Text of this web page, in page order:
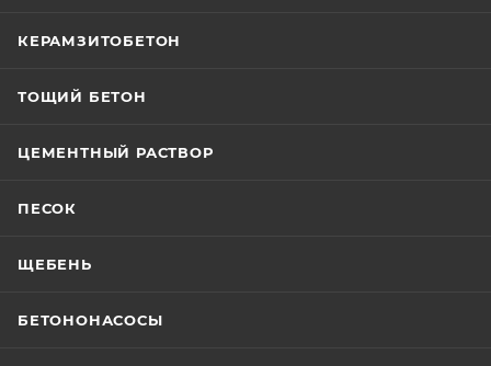
КЕРАМЗИТОБЕТОН
ТОЩИЙ БЕТОН
ЦЕМЕНТНЫЙ РАСТВОР
ПЕСОК
ЩЕБЕНЬ
БЕТОНОНАСОСЫ